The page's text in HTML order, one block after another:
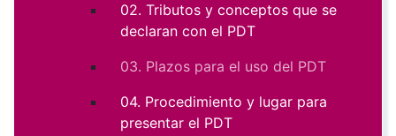
02. Tributos y conceptos que se
declaran con el PDT
03. Plazos para el uso del PDT
04. Procedimiento y lugar para
presentar el PDT